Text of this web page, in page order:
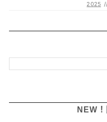
2025
NEW！